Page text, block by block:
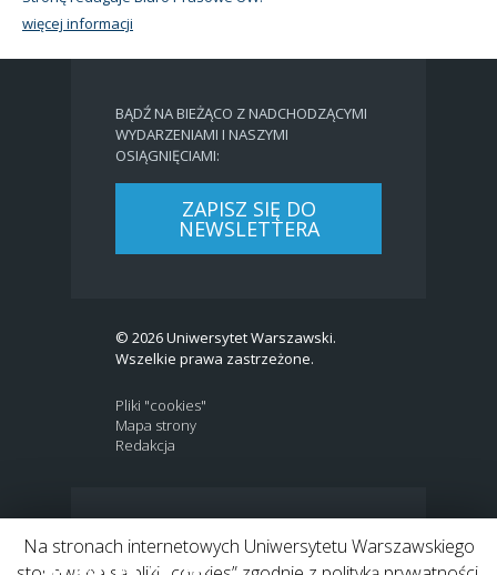
więcej informacji
BĄDŹ NA BIEŻĄCO Z NADCHODZĄCYMI
WYDARZENIAMI I NASZYMI
OSIĄGNIĘCIAMI:
ZAPISZ SIĘ DO
NEWSLETTERA
© 2026 Uniwersytet Warszawski.
Wszelkie prawa zastrzeżone.
Pliki "cookies"
Mapa strony
Redakcja
Link to Twitter profile
Na stronach internetowych Uniwersytetu Warszawskiego